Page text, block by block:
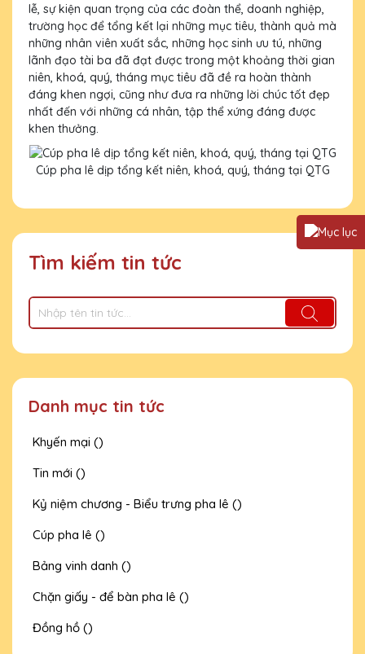
lễ, sự kiện quan trọng của các đoàn thể, doanh nghiệp,
trường học để tổng kết lại những mục tiêu, thành quả mà
những nhân viên xuất sắc, những học sinh ưu tú, những
lãnh đạo tài ba đã đạt được trong một khoảng thời gian
niên, khoá, quý, tháng mục tiêu đã đề ra hoàn thành
đáng khen ngợi, cũng như đưa ra những lời chúc tốt đẹp
nhất đến với những cá nhân, tập thể xứng đáng được
khen thưởng.
Cúp pha lê dịp tổng kết niên, khoá, quý, tháng tại QTG
Tìm kiếm tin tức
Danh mục tin tức
Khyến mại ()
Tin mới ()
Kỷ niệm chương - Biểu trưng pha lê ()
Cúp pha lê ()
Bảng vinh danh ()
Chặn giấy - để bàn pha lê ()
Đồng hồ ()